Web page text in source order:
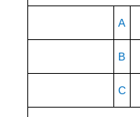
A
B
C